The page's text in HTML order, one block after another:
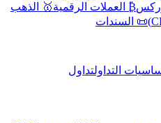
₿ العملات الرقمية🥇 الذهب
📜 السندات
التداولتداول